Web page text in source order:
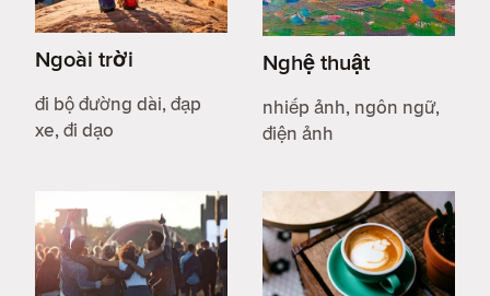
Ngoài trời
đi bộ đường dài, đạp
xe, đi dạo
Nghệ thuật
nhiếp ảnh, ngôn ngữ,
điện ảnh